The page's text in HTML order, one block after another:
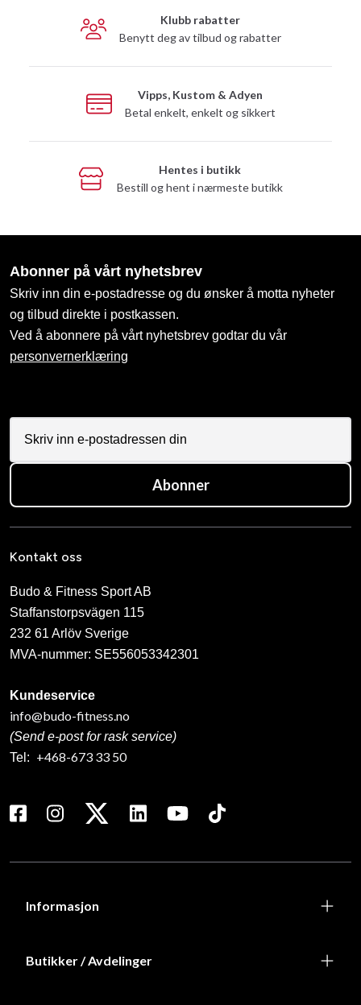
Klubb rabatter
Benytt deg av tilbud og rabatter
Vipps, Kustom & Adyen
Betal enkelt, enkelt og sikkert
Hentes i butikk
Bestill og hent i nærmeste butikk
Abonner på vårt nyhetsbrev
Skriv inn din e-postadresse og du ønsker å motta nyheter
og tilbud direkte i postkassen.
Ved å abonnere på vårt nyhetsbrev godtar du vår
personvernerklæring
Abonner
Kontakt oss
Budo & Fitness Sport AB
Staffanstorpsvägen 115
232 61 Arlöv Sverige
MVA-nummer: SE556053342301
Kundeservice
info@budo-fitness.no
(Send e-post for rask service)
Tel: +468-673 33 50
Informasjon
Butikker / Avdelinger